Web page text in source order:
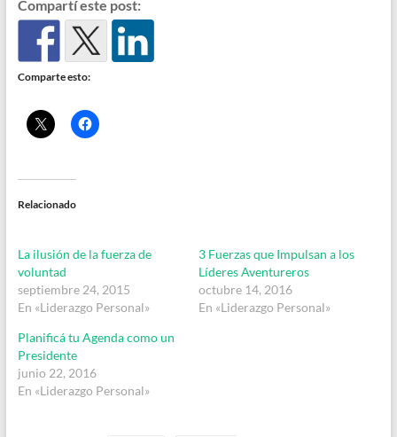
Compartí este post:
Comparte esto:
Relacionado
La ilusión de la fuerza de
voluntad
septiembre 24, 2015
En «Liderazgo Personal»
3 Fuerzas que Impulsan a los
Líderes Aventureros
octubre 14, 2016
En «Liderazgo Personal»
Planificá tu Agenda como un
Presidente
junio 22, 2016
En «Liderazgo Personal»